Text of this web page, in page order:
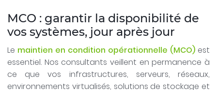
MCO : garantir la disponibilité de
vos systèmes, jour après jour
Le maintien en condition opérationnelle (MCO) est
essentiel. Nos consultants veillent en permanence à
ce que vos infrastructures, serveurs, réseaux,
environnements virtualisés, solutions de stockage et